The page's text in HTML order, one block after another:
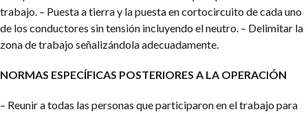
trabajo. – Puesta a tierra y la puesta en cortocircuito de cada uno
de los conductores sin tensión incluyendo el neutro. – Delimitar la
zona de trabajo señalizándola adecuadamente.
NORMAS ESPECÍFICAS POSTERIORES A LA OPERACIÓN
– Reunir a todas las personas que participaron en el trabajo para